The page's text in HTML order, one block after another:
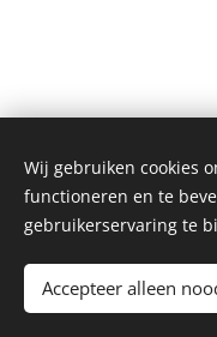
©2025
Wij gebruiken cookies
functioneren en te
gebruikerservaring te
Accepteer alleen